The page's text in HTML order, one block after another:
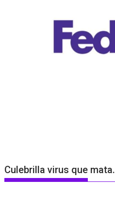
Culebrilla virus que mata.